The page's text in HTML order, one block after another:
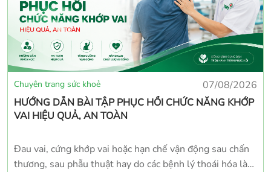
Chuyên trang sức khoẻ
07/08/2026
HƯỚNG DẪN BÀI TẬP PHỤC HỒI CHỨC NĂNG KHỚP
VAI HIỆU QUẢ, AN TOÀN
Đau vai, cứng khớp vai hoặc hạn chế vận động sau chấn
thương, sau phẫu thuật hay do các bệnh lý thoái hóa là